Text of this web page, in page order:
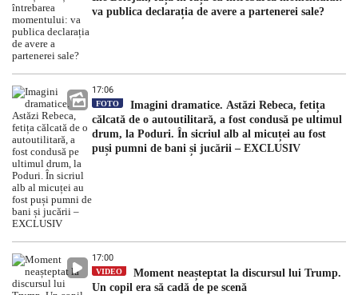
va publica declarația de avere a partenerei sale?
17:06
FOTO
Imagini dramatice. Astăzi Rebeca, fetița
călcată de o autoutilitară, a fost condusă pe ultimul
drum, la Poduri. În sicriul alb al micuței au fost
puși pumni de bani și jucării – EXCLUSIV
17:00
VIDEO
Moment neașteptat la discursul lui Trump.
Un copil era să cadă de pe scenă